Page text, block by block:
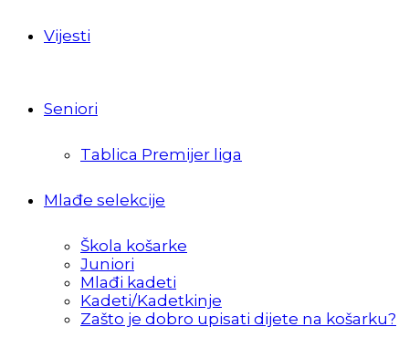
Vijesti
Seniori
Tablica Premijer liga
Mlađe selekcije
Škola košarke
Juniori
Mlađi kadeti
Kadeti/Kadetkinje
Zašto je dobro upisati dijete na košarku?